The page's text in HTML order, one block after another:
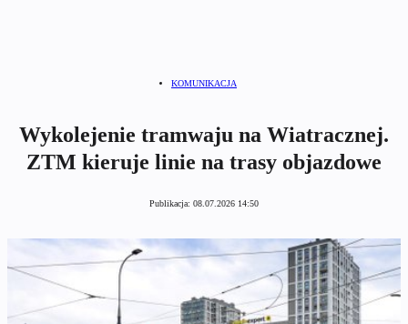
KOMUNIKACJA
Wykolejenie tramwaju na Wiatracznej.
ZTM kieruje linie na trasy objazdowe
Publikacja: 08.07.2026 14:50